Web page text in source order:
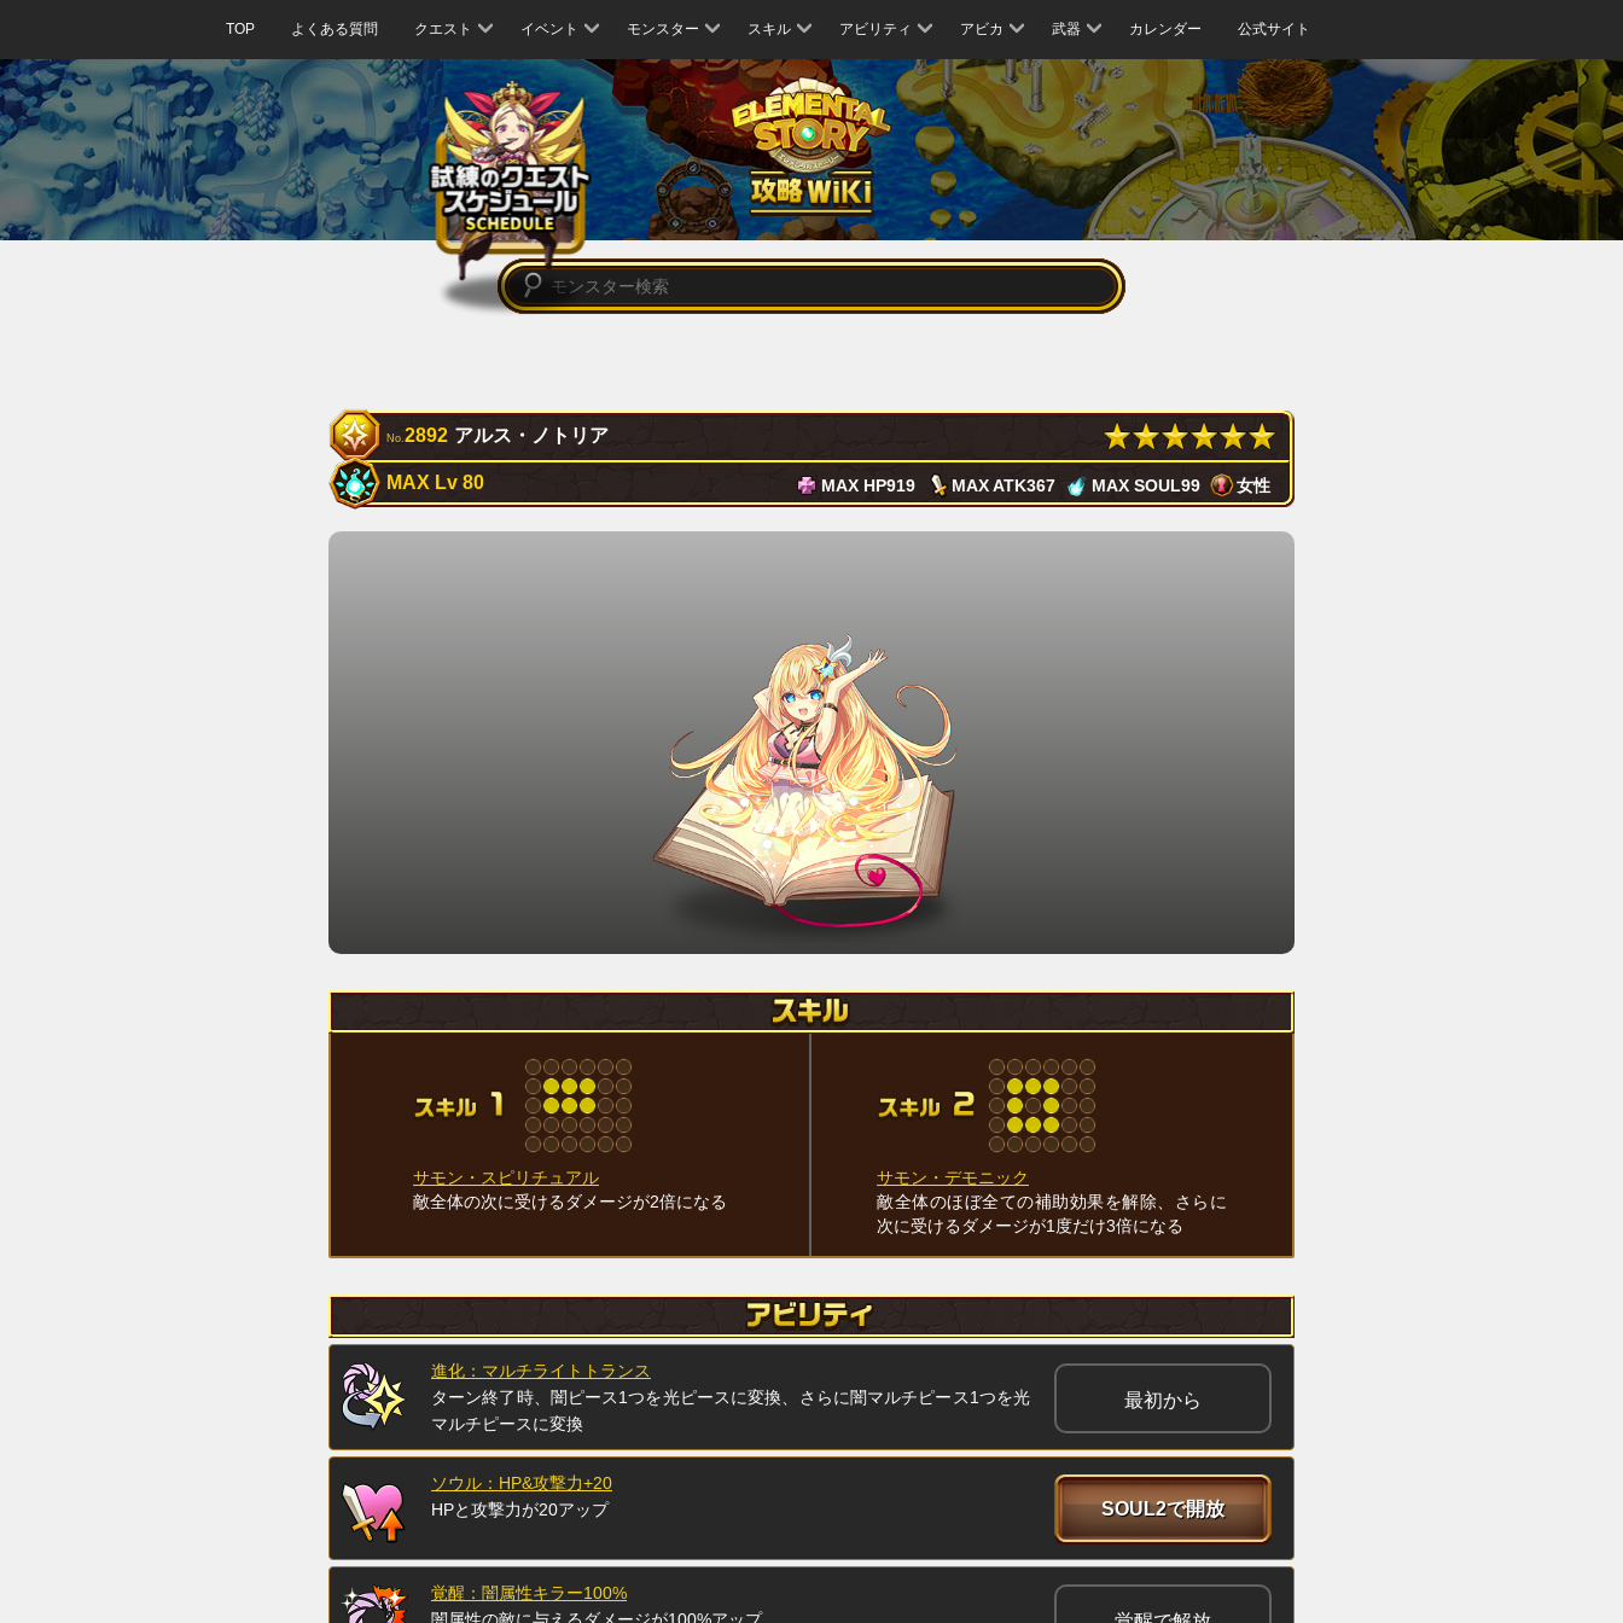
TOP よくある質問 クエスト イベント モンスター スキル アビリティ アビカ 武器 カレンダー 公式サイト
No.2892 アルス・ノトリア
MAX Lv 80 MAX HP919 MAX ATK367 MAX SOUL99 女性
サモン・スピリチュアル
敵全体の次に受けるダメージが2倍になる
サモン・デモニック
敵全体のほぼ全ての補助効果を解除、さらに
次に受けるダメージが1度だけ3倍になる
進化：マルチライトトランス
ターン終了時、闇ピース1つを光ピースに変換、さらに闇マルチピース1つを光
マルチピースに変換
最初から
ソウル：HP&攻撃力+20
HPと攻撃力が20アップ
SOUL2で開放
覚醒：闇属性キラー100%